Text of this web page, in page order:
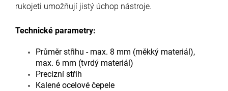
rukojeti umožňují jistý úchop nástroje.
Technické parametry:
Průměr střihu - max. 8 mm (měkký materiál),
max. 6 mm (tvrdý materiál)
Precizní střih
Kalené ocelové čepele